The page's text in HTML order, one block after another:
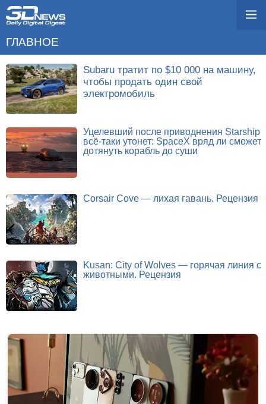
ГЛАВНОЕ
Subaru тратит по $10 000 на машину,
чтобы продать один свой
электромобиль
Уцелевший после приводнения Starship
всё-таки утонет: SpaceX вряд ли сможет
дотянуть корабль до суши
Corsair Cove — лихая гавань. Рецензия
Kusan: City of Wolves — горячая линия с
животными. Рецензия